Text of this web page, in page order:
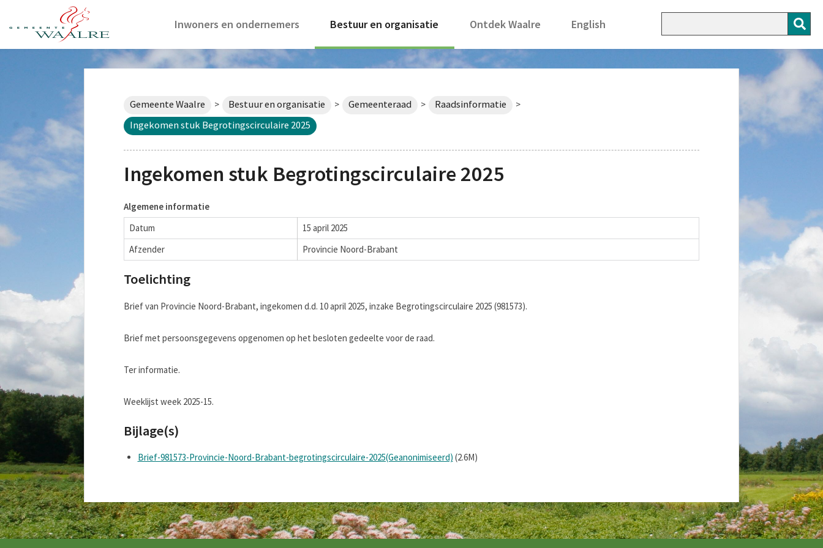
Inwoners en ondernemers Bestuur en organisatie Ontdek Waalre English
Gemeente Waalre > Bestuur en organisatie > Gemeenteraad > Raadsinformatie >
Ingekomen stuk Begrotingscirculaire 2025
Ingekomen stuk Begrotingscirculaire 2025
Algemene informatie
Datum
15 april 2025
Afzender
Provincie Noord-Brabant
Toelichting
Brief van Provincie Noord-Brabant, ingekomen d.d. 10 april 2025, inzake Begrotingscirculaire 2025 (981573).
Brief met persoonsgegevens opgenomen op het besloten gedeelte voor de raad.
Ter informatie.
Weeklijst week 2025-15.
Bijlage(s)
Brief-981573-Provincie-Noord-Brabant-begrotingscirculaire-2025(Geanonimiseerd) (2.6M)